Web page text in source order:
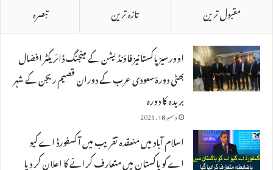
مقبول ترین تازہ ترین تبصرہ
اوورسیز پاکستانیز فاؤنڈیشن کے مینجنگ ڈائریکٹر افضال
بھٹی دورۂ سعودی عرب کے دوران قصیم ریجن کے شہر
بریدہ کا دورہ
دسمبر 18, 2025
اسلام آباد میں منعقدہ تقریب میں آکسفورڈ اے کیو
اے کو پاکستان میں متعارف کرانے کا اعلان کر دیا